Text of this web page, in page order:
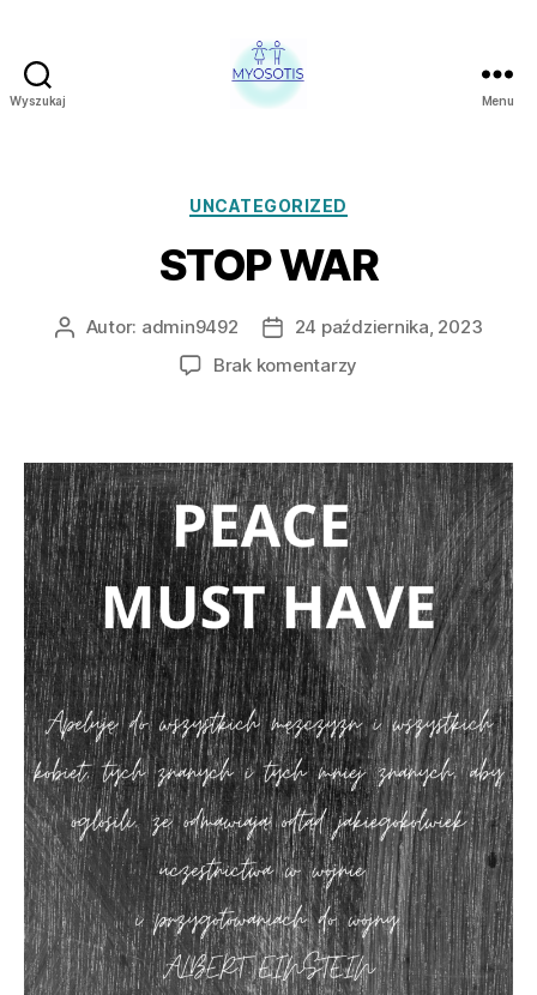
Wyszukaj
CZŁOWIEKA
POLSCE
MYOSOTIS
Menu
Kategorie
UNCATEGORIZED
STOP WAR
AutorAutor: admin9492
Data
wpisu
24 października, 2023
Brak komentarzy